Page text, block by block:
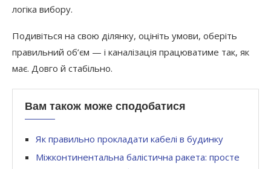
логіка вибору.
Подивіться на свою ділянку, оцініть умови, оберіть
правильний об’єм — і каналізація працюватиме так, як
має. Довго й стабільно.
Вам також може сподобатися
Як правильно прокладати кабелі в будинку
Міжконтинентальна балістична ракета: просте